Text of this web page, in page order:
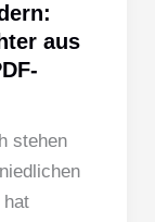
aus
stehen
hat